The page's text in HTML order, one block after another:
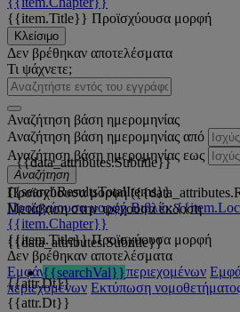
{{item.Title}} Προϊσχύουσα μορφή
Κλείσιμο
Δεν βρέθηκαν αποτελέσματα
Τι ψάχνετε;
Αναζήτηση βάση ημερομηνίας
Αναζήτηση βάση ημερομηνίας από
Αναζήτηση βάση ημερομηνίας εως
Αναζήτηση
{{searchResultsTotalItems}}
Προϊσχύουσα μορφή Βιβλίο:
{{item.Chapter}}
{{item.Title}} Προϊσχύουσα μορφή
Δεν βρέθηκαν αποτελέσματα
Εμφάνιση όλων των περιεχομένων
περιεχομένων Εκτύπωση
{{data_attributes.Subtitle}}
Προϊσχύουσα μορφή
Μετάβαση στην τρέχουσα έκδοση
{{data_attributes.Subtitle}}
{{searchVal}}
{{attr.Dt}}
{{attr.Dt}}